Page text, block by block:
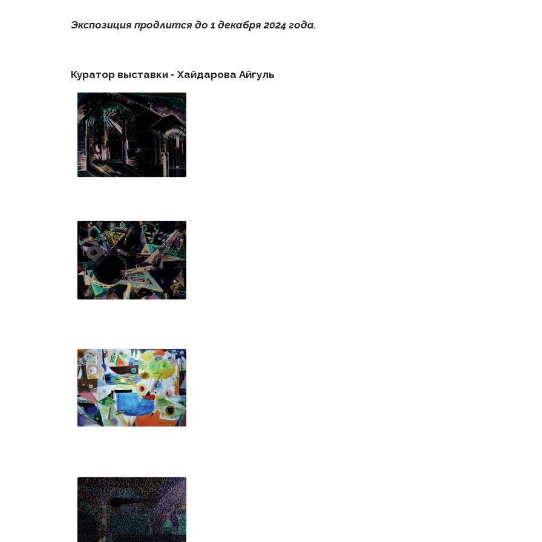
Экспозиция продлится до 1 декабря 2024 года.
Куратор выставки - Хайдарова Айгуль